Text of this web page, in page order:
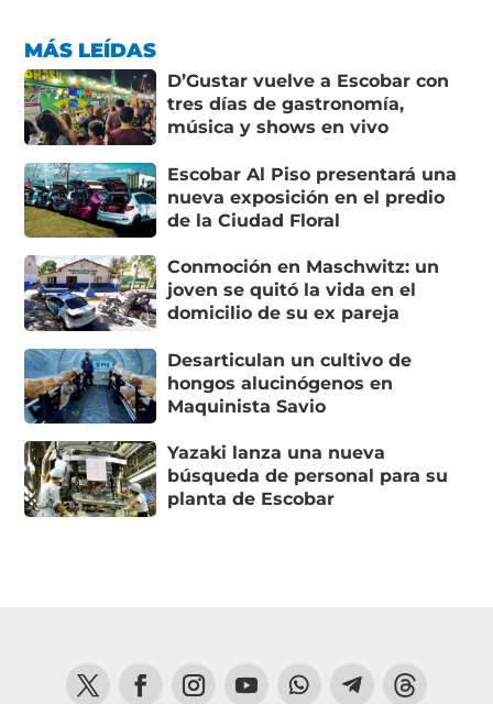
MÁS LEÍDAS
D’Gustar vuelve a Escobar con
tres días de gastronomía,
música y shows en vivo
Escobar Al Piso presentará una
nueva exposición en el predio
de la Ciudad Floral
Conmoción en Maschwitz: un
joven se quitó la vida en el
domicilio de su ex pareja
Desarticulan un cultivo de
hongos alucinógenos en
Maquinista Savio
Yazaki lanza una nueva
búsqueda de personal para su
planta de Escobar